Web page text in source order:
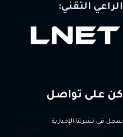
الراعي التقني:
كن على تواصل
سجل في نشرتنا الإخبارية